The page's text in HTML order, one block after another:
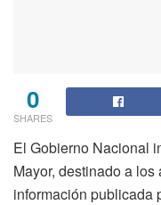
0
SHARES
El Gobierno Nacional
Mayor, destinado a
información publicada